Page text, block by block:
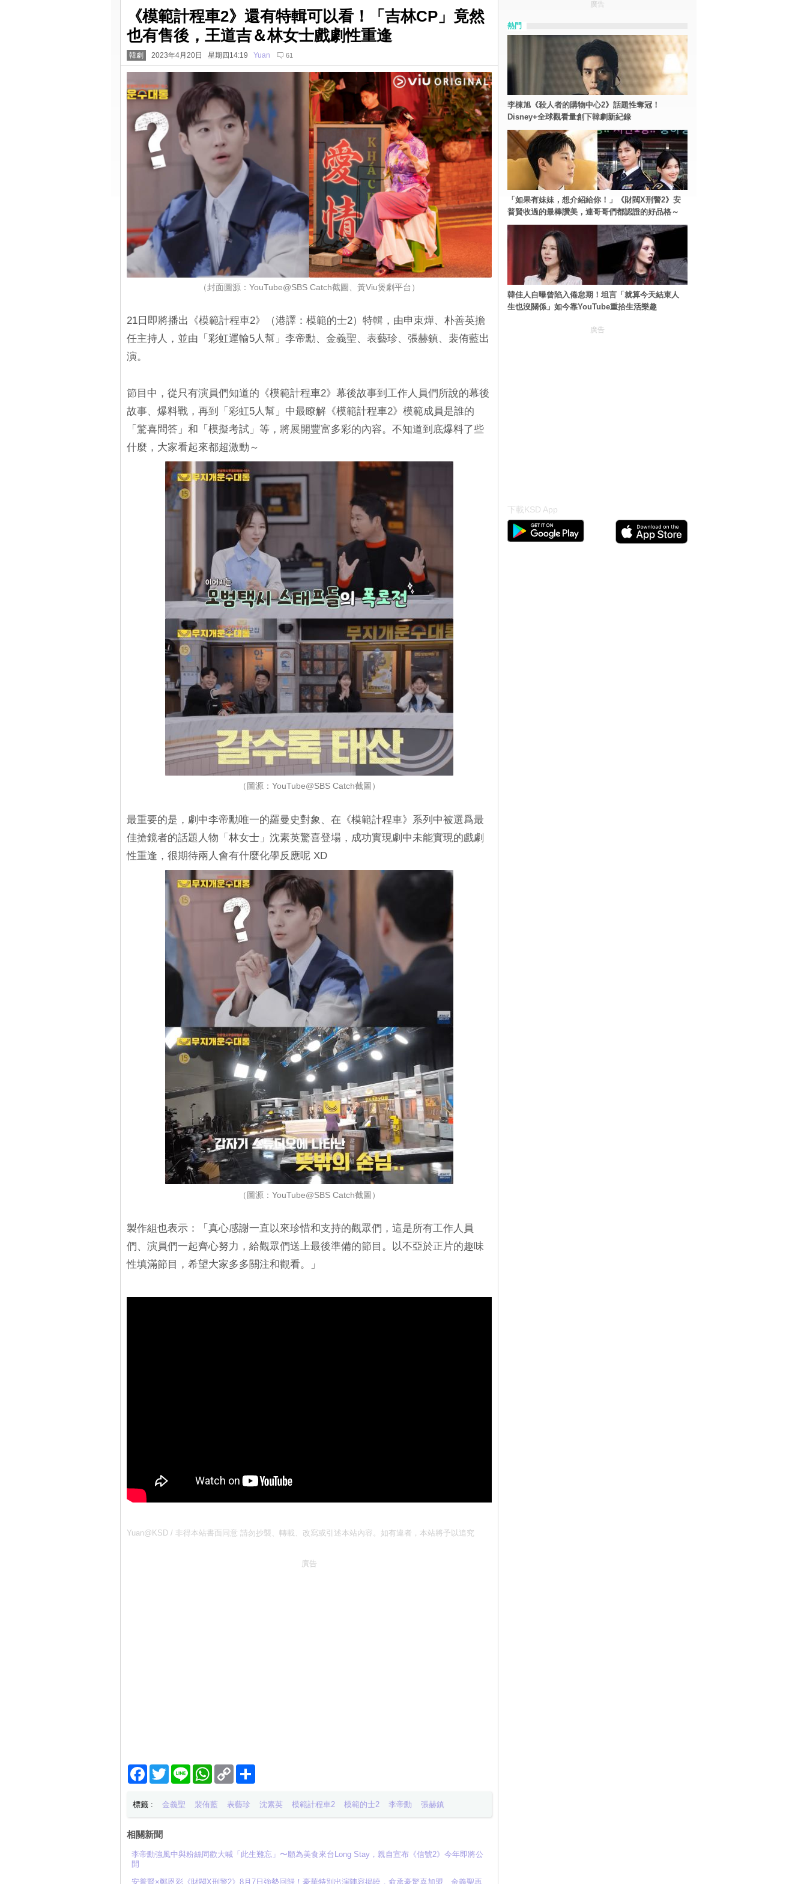
《模範計程車2》還有特輯可以看！「吉林CP」竟然
也有售後，王道吉＆林女士戲劇性重逢
韓劇 2023年4月20日 星期四14:19 Yuan 61
（封面圖源：YouTube@SBS Catch截圖、黃Viu煲劇平台）
21日即將播出《模範計程車2》（港譯：模範的士2）特輯，由申東燁、朴善英擔
任主持人，並由「彩虹運輸5人幫」李帝勳、金義聖、表藝珍、張赫鎮、裴侑藍出
演。
節目中，從只有演員們知道的《模範計程車2》幕後故事到工作人員們所說的幕後
故事、爆料戰，再到「彩虹5人幫」中最瞭解《模範計程車2》模範成員是誰的
「驚喜問答」和「模擬考試」等，將展開豐富多彩的內容。不知道到底爆料了些
什麼，大家看起來都超激動～
（圖源：YouTube@SBS Catch截圖）
最重要的是，劇中李帝勳唯一的羅曼史對象、在《模範計程車》系列中被選爲最
佳搶鏡者的話題人物「林女士」沈素英驚喜登場，成功實現劇中未能實現的戲劇
性重逢，很期待兩人會有什麼化學反應呢 XD
（圖源：YouTube@SBS Catch截圖）
製作組也表示：「真心感謝一直以來珍惜和支持的觀眾們，這是所有工作人員
們、演員們一起齊心努力，給觀眾們送上最後準備的節目。以不亞於正片的趣味
性填滿節目，希望大家多多關注和觀看。」
Yuan@KSD / 非得本站書面同意 請勿抄襲、轉載、改寫或引述本站內容。如有違者，本站將予以追究
廣告
Facebook
TwitterLine WhatsApp
Copy
Link
分
標籤 : 金義聖 裴侑藍 表藝珍 沈素英 模範計程車2 模範的士2 李帝勳 張赫鎮
相關新聞
李帝勳強風中與粉絲同歡大喊「此生難忘」〜願為美食來台Long Stay，親自宣布《信號2》今年即將公
開
安普賢×鄭恩彩《財閥X刑警2》8月7日強勢回歸！豪華特別出演陣容揭曉，俞承豪驚喜加盟、金義聖再
廣告
熱門
李棟旭《殺人者的購物中心2》話題性奪冠！
Disney+全球觀看量創下韓劇新紀錄
「如果有妹妹，想介紹給你！」《財閥X刑警2》安
普賢收過的最棒讚美，連哥哥們都認證的好品格～
韓佳人自曝曾陷入倦怠期！坦言「就算今天結束人
生也沒關係」如今靠YouTube重拾生活樂趣
廣告
下載KSD App